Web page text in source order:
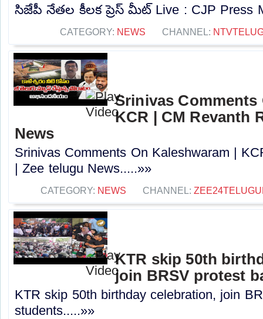
సిజేపీ నేతల కీలక ప్రెస్ మీట్ Live : CJP Press
CATEGORY: NEWS CHANNEL:
Srinivas Comments
KCR | CM Revanth
News
Srinivas Comments On Kaleshwaram |
| Zee telugu News.....»»
CATEGORY: NEWS CHANNEL:
KTR skip 50th
join BRSV protest
KTR skip 50th birthday celebration, join
students.....»»